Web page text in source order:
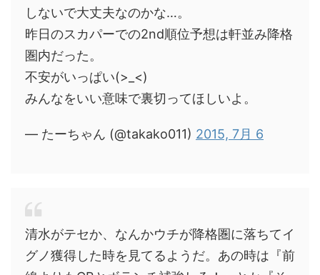
しないで大丈夫なのかな…。
昨日のスカパーでの2nd順位予想は軒並み降格
圏内だった。
不安がいっぱい(>_<)
みんなをいい意味で裏切ってほしいよ。
— たーちゃん (@takako011) 2015, 7月 6
清水がテセか、なんかウチが降格圏に落ちてイ
グノ獲得した時を見てるようだ。あの時は『前